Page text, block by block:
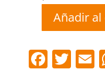
Felpudo
de
la
Añadir
F T E